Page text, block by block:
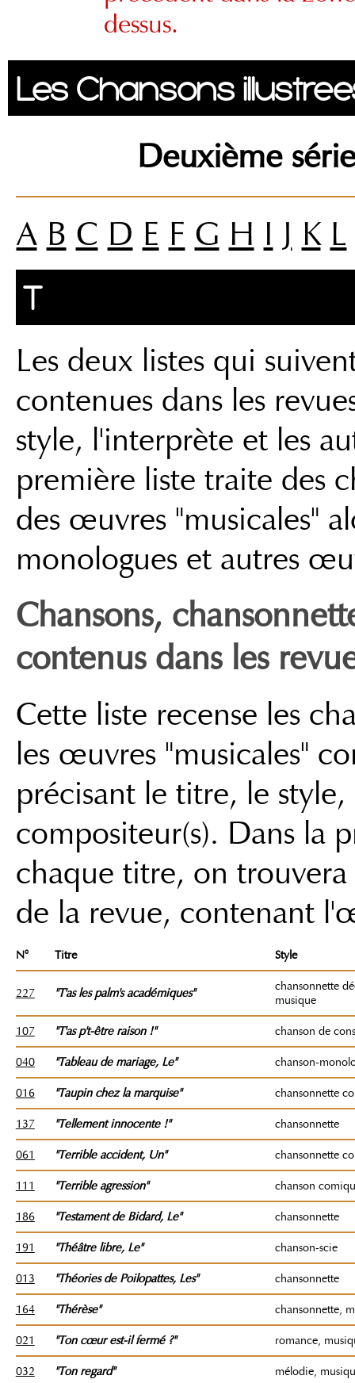
dessus.
Les Chansons
Deuxième
A B C D E F G H I J K L
T
Les deux listes qui
contenues dans les
style, l'interprète et les
première liste traite des
des œuvres "musicales"
monologues et autres
Chansons,
contenus dans les
Cette liste recense les
les œuvres "musicales"
précisant le titre, le
compositeur(s). Dans la
chaque titre, on
de la revue, contenant
N° Titre Style
227 "T'as les palm's académiques"
chansonnette
musique
107 "T'as p't-être raison !" chanson de
040 "Tableau de mariage, Le" chanson-
016 "Taupin chez la marquise" chansonnette
137 "Tellement innocente !" chansonnette
061 "Terrible accident, Un" chansonnette
111 "Terrible agression" chanson
186 "Testament de Bidard, Le" chansonnette
191 "Théâtre libre, Le" chanson-scie
013 "Théories de Poilopattes, Les" chansonnette
164 "Thérèse" chansonnette,
021 "Ton cœur est-il fermé ?" romance,
032 "Ton regard" mélodie,